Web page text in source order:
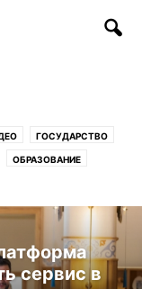
ГОСУДАРСТВО
ОБРАЗОВАНИЕ
ФОТО
сервис в